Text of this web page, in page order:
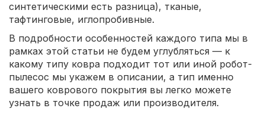
синтетическими есть разница), тканые,
тафтинговые, иглопробивные.
В подробности особенностей каждого типа мы в
рамках этой статьи не будем углубляться — к
какому типу ковра подходит тот или иной робот-
пылесос мы укажем в описании, а тип именно
вашего коврового покрытия вы легко можете
узнать в точке продаж или производителя.